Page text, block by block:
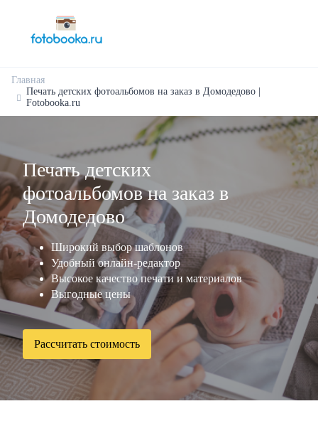
Главная
Печать детских фотоальбомов на заказ в Домодедово |
Fotobooka.ru
Печать детских
фотоальбомов на заказ в
Домодедово
Широкий выбор шаблонов
Удобный онлайн-редактор
Высокое качество печати и материалов
Выгодные цены
Рассчитать стоимость